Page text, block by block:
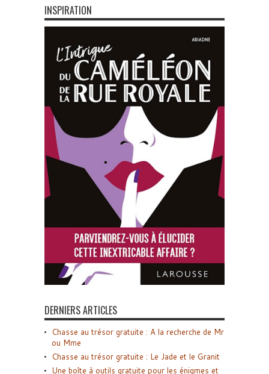
INSPIRATION
DERNIERS ARTICLES
Chasse au trésor gratuite : A la recherche de Mr
ou Mme
Chasse au trésor gratuite : Le Jade et le Granit
Une boîte à outils gratuite pour les énigmes et